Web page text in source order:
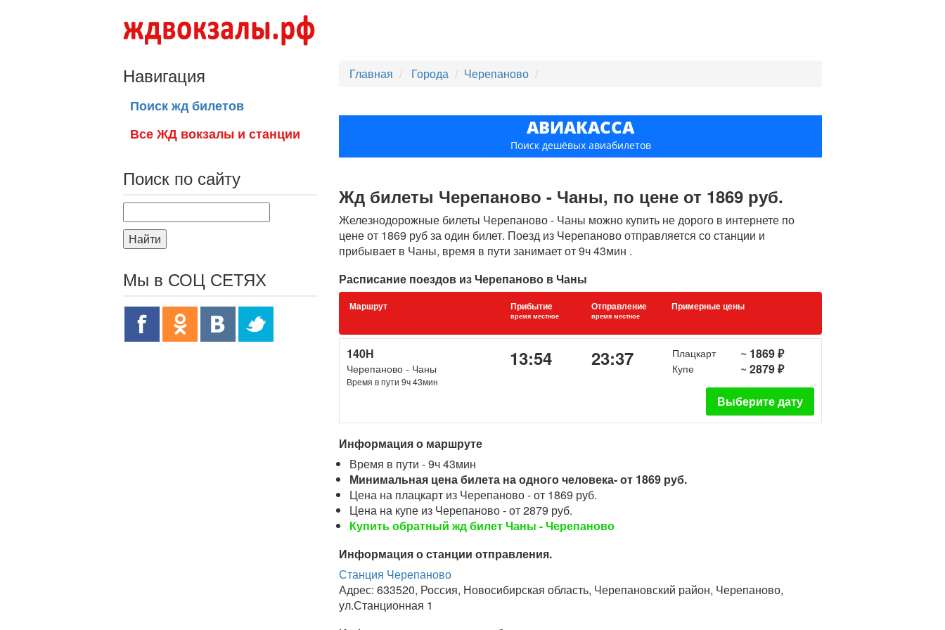
Главная Города Черепаново
АВИАКАССА
Поиск дешёвых авиабилетов
Жд билеты Черепаново - Чаны, по цене от 1869 руб.
Железнодорожные билеты Черепаново - Чаны можно купить не дорого в интернете по
цене от 1869 руб за один билет. Поезд из Черепаново отправляется со станции и
прибывает в Чаны, время в пути занимает от 9ч 43мин .
Расписание поездов из Черепаново в Чаны
Маршрут Прибытие
время местное
Отправление
время местное
Примерные цены
140Н
Черепаново - Чаны
Время в пути 9ч 43мин
13:54 23:37 Плацкарт ~ 1869 ₽
Купе ~ 2879 ₽
Выберите дату
Информация о маршруте
Время в пути - 9ч 43мин
Минимальная цена билета на одного человека- от 1869 руб.
Цена на плацкарт из Черепаново - от 1869 руб.
Цена на купе из Черепаново - от 2879 руб.
Купить обратный жд билет Чаны - Черепаново
Информация о станции отправления.
Станция Черепаново
Адрес: 633520, Россия, Новосибирская область, Черепановский район, Черепаново,
ул.Станционная 1
Навигация
Поиск жд билетов
Все ЖД вокзалы и станции
Поиск по сайту
Найти
Мы в СОЦ СЕТЯХ